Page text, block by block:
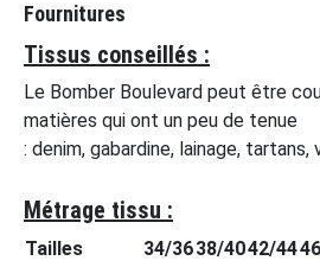
Fournitures
Tissus conseillés :
Le Bomber Boulevard peut être
matières qui ont un peu de tenue
: denim, gabardine, lainage,
Métrage tissu :
Tailles 34/3638/4042/44